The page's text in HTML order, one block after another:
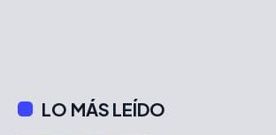
LO MÁS LEÍDO